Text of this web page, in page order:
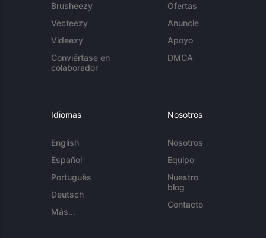
Brusheezy
Vecteezy
Videezy
Conviértase en
colaborador
Ofertas
Anuncie
Apoyo
DMCA
Idiomas
English
Español
Português
Deutsch
Más...
Nosotros
Nosotros
Equipo
Nuestro
blog
Contacto